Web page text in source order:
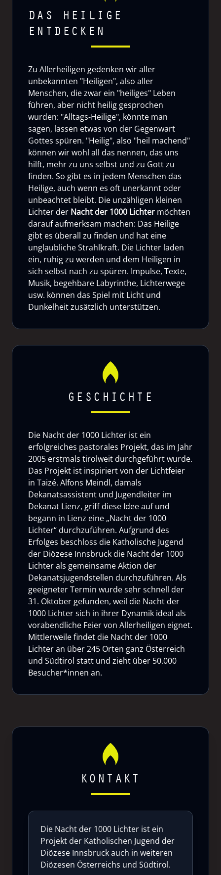
DAS HEILIGE
ENTDECKEN
Zu Allerheiligen gedenken wir aller
unbekannten "Heiligen", also aller
Menschen, die zwar ein "heiliges" Leben
führen, aber nicht heilig gesprochen
wurden: "Alltags-Heilige", könnte man
sagen, lassen etwas von der Gegenwart
Gottes spüren. "Heilig", also "heil machend"
können wir wohl all das nennen, das uns
hilft, mehr zu uns selbst und zu Gott zu
finden. So gibt es in jedem Menschen das
Heilige, auch wenn es oft unerkannt oder
unbeachtet bleibt. Die unzähligen kleinen
Lichter der Nacht der 1000 Lichter möchten
darauf aufmerksam machen: Das Heilige
gibt es überall zu finden und hat eine
unglaubliche Strahlkraft. Die Lichter laden
ein, ruhig zu werden und dem Heiligen in
sich selbst nach zu spüren. Impulse, Texte,
Musik, begehbare Labyrinthe, Lichterwege
usw. können das Spiel mit Licht und
Dunkelheit zusätzlich unterstützen.
GESCHICHTE
Die Nacht der 1000 Lichter ist ein
erfolgreiches pastorales Projekt, das im Jahr
2005 erstmals tirolweit durchgeführt wurde.
Das Projekt ist inspiriert von der Lichtfeier
in Taizé. Alfons Meindl, damals
Dekanatsassistent und Jugendleiter im
Dekanat Lienz, griff diese Idee auf und
begann in Lienz eine „Nacht der 1000
Lichter“ durchzuführen. Aufgrund des
Erfolges beschloss die Katholische Jugend
der Diözese Innsbruck die Nacht der 1000
Lichter als gemeinsame Aktion der
Dekanatsjugendstellen durchzuführen. Als
geeigneter Termin wurde sehr schnell der
31. Oktober gefunden, weil die Nacht der
1000 Lichter sich in ihrer Dynamik ideal als
vorabendliche Feier von Allerheiligen eignet.
Mittlerweile findet die Nacht der 1000
Lichter an über 245 Orten ganz Österreich
und Südtirol statt und zieht über 50.000
Besucher*innen an.
KONTAKT
Die Nacht der 1000 Lichter ist ein
Projekt der Katholischen Jugend der
Diözese Innsbruck auch in weiteren
Diözesen Österreichs und Südtirol.